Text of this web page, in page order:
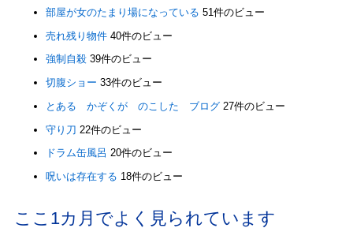
部屋が女のたまり場になっている 51件のビュー
売れ残り物件 40件のビュー
強制自殺 39件のビュー
切腹ショー 33件のビュー
とある かぞくが のこした ブログ 27件のビュー
守り刀 22件のビュー
ドラム缶風呂 20件のビュー
呪いは存在する 18件のビュー
ここ1カ月でよく見られています